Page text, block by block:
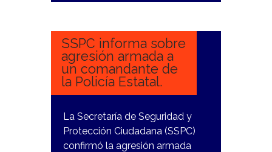
SSPC informa sobre
agresión armada a
un comandante de
la Policía Estatal.
La Secretaría de Seguridad y
Protección Ciudadana (SSPC)
confirmó la agresión armada